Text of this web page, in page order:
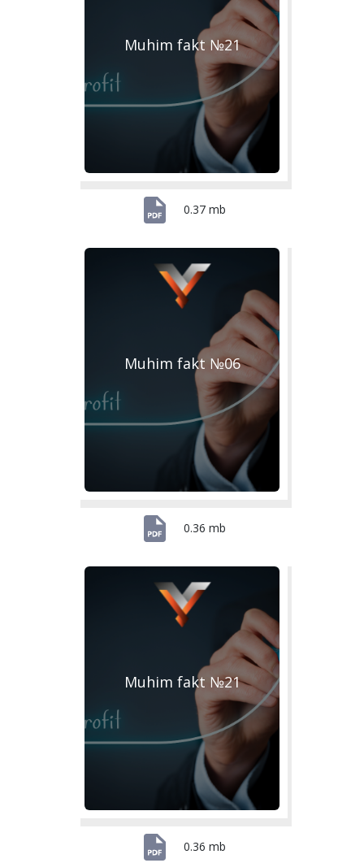
Muhim fakt №21
0.37 mb
Muhim fakt №06
0.36 mb
Muhim fakt №21
0.36 mb